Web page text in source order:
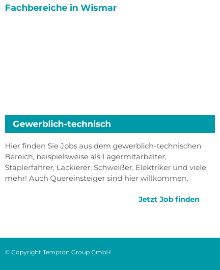
Fachbereiche in Wismar
Gewerblich-technisch
Hier finden Sie Jobs aus dem gewerblich-technischen
Bereich, beispielsweise als Lagermitarbeiter,
Staplerfahrer, Lackierer, Schweißer, Elektriker und viele
mehr! Auch Quereinsteiger sind hier willkommen.
Jetzt Job finden
© Copyright Tempton Group GmbH